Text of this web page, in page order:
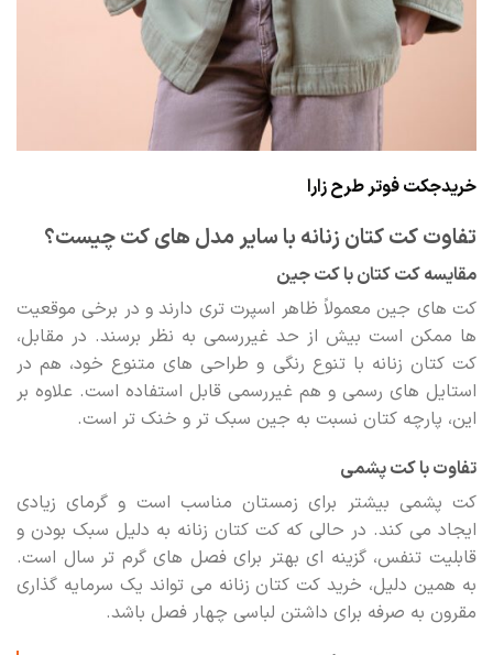
خریدجکت فوتر طرح زارا
تفاوت کت کتان زنانه با سایر مدل های کت چیست؟
مقایسه کت کتان با کت جین
کت های جین معمولاً ظاهر اسپرت تری دارند و در برخی موقعیت
ها ممکن است بیش از حد غیررسمی به نظر برسند. در مقابل،
کت کتان زنانه با تنوع رنگی و طراحی های متنوع خود، هم در
استایل های رسمی و هم غیررسمی قابل استفاده است. علاوه بر
این، پارچه کتان نسبت به جین سبک تر و خنک تر است.
تفاوت با کت پشمی
کت پشمی بیشتر برای زمستان مناسب است و گرمای زیادی
ایجاد می کند. در حالی که کت کتان زنانه به دلیل سبک بودن و
قابلیت تنفس، گزینه ای بهتر برای فصل های گرم تر سال است.
به همین دلیل، خرید کت کتان زنانه می تواند یک سرمایه گذاری
مقرون به صرفه برای داشتن لباسی چهار فصل باشد.